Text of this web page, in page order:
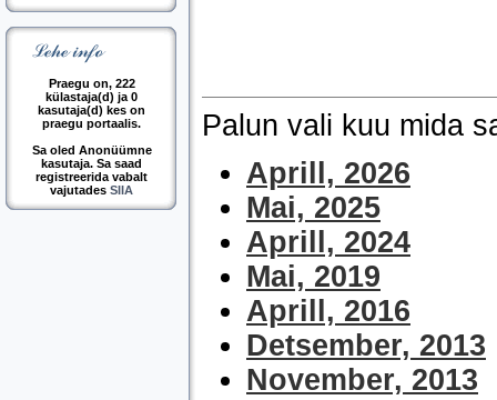
Praegu on, 222
külastaja(d) ja 0
kasutaja(d) kes on
praegu portaalis.
Sa oled Anonüümne
kasutaja. Sa saad
registreerida vabalt
vajutades SIIA
Palun vali kuu mida
Aprill, 2026
Mai, 2025
Aprill, 2024
Mai, 2019
Aprill, 2016
Detsember, 2013
November, 2013